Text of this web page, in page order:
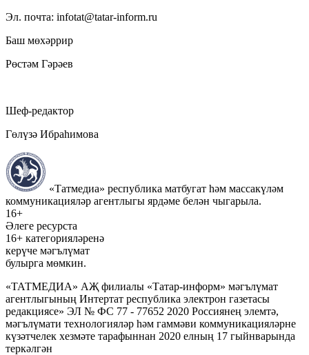
Эл. почта: infotat@tatar-inform.ru
Баш мөхәррир
Рөстәм Гәрәев
Шеф-редактор
Гөлүзә Ибраһимова
«Татмедиа» республика матбугат һәм массакүләм
коммуникацияләр агентлыгы ярдәме белән чыгарыла.
16+
Әлеге ресурста
16+ категорияләренә
керүче мәгълүмат
булырга мөмкин.
«ТАТМЕДИА» АҖ филиалы «Татар-информ» мәгълүмат
агентлыгының Интертат республика электрон газетасы
редакциясе» ЭЛ № ФС 77 - 77652 2020 Россиянең элемтә,
мәгълүмати технологияләр һәм гаммәви коммуникацияләрне
күзәтчелек хезмәте тарафыннан 2020 елның 17 гыйнварында
теркәлгән